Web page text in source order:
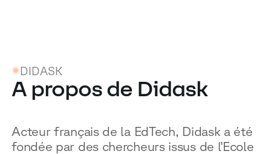
DIDASK
A propos de Didask
Acteur français de la EdTech, Didask a été
fondée par des chercheurs issus de l’Ecole